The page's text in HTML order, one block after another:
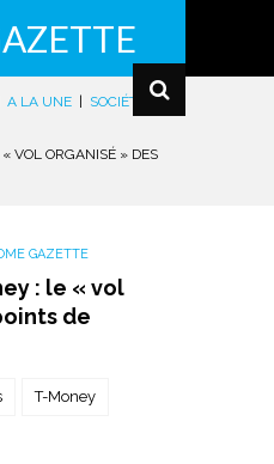
A LA UNE SOCIÉTÉ
|
VOL ORGANISÉ » DES
GAZETTE
: le « vol
de
T-Money